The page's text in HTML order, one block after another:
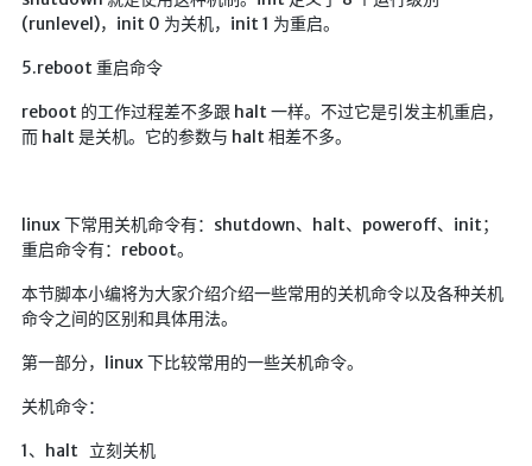
(runlevel)，init 0 为关机，init 1 为重启。
5.reboot 重启命令
reboot 的工作过程差不多跟 halt 一样。不过它是引发主机重启，
而 halt 是关机。它的参数与 halt 相差不多。
linux 下常用关机命令有：shutdown、halt、poweroff、init；
重启命令有：reboot。
本节脚本小编将为大家介绍介绍一些常用的关机命令以及各种关机
命令之间的区别和具体用法。
第一部分，linux 下比较常用的一些关机命令。
关机命令：
1、halt 立刻关机
手写文件生成
文件传输
文件传输 自建
文库下载
图片加水印
图片转字符
查重软件
Aria2
个人网盘
家庭网盘